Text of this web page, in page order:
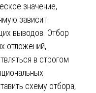
значение,
зависит
выводов. Отбор
отложений,
в строгом
схему отбора,